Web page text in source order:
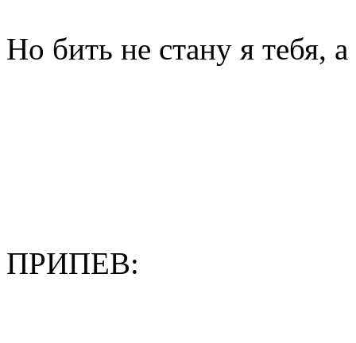
Но бить не стану я тебя,
ПРИПЕВ: